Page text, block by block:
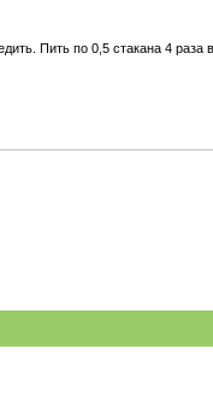
Пить по 0,5 стакана 4 раза